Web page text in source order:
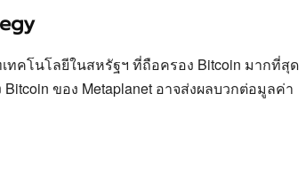
ทคโนโลยีในสหรัฐฯ ที่ถือครอง Bitcoin มากที่สุด
ของ Metaplanet อาจส่งผลบวกต่อมูลค่า